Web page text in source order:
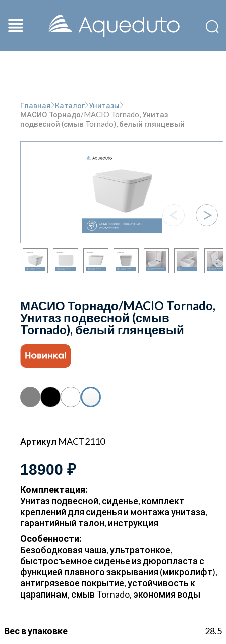
Главная Каталог Унитазы
МАСИО Торнадо/MACIO Tornado, Унитаз
подвесной (смыв Tornado), белый глянцевый
МАСИО Торнадо/MACIO Tornado,
Унитаз подвесной (смыв
Tornado), белый глянцевый
Артикул MACT2110
18900 ₽
Комплектация:
Унитаз подвесной, сиденье, комплект
креплений для сиденья и монтажа унитаза,
гарантийный талон, инструкция
Особенности:
Безободковая чаша, ультратонкое,
быстросъемное сиденье из дюропласта с
функцией плавного закрывания (микролифт),
антигрязевое покрытие, устойчивость к
царапинам, смыв Tornado, экономия воды
Вес в упаковке
28.5